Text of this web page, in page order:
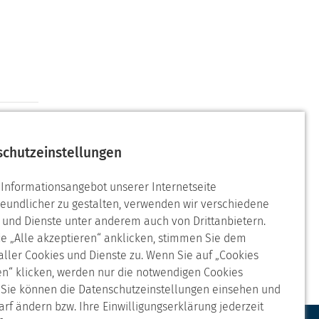
Informationsangebot unserer Internetseite
zu gestalten, verwenden wir verschiedene
und Dienste unter anderem auch von Drittanbietern.
„Alle akzeptieren“ anklicken, stimmen Sie dem
Cookies und Dienste zu. Wenn Sie auf „Cookies
klicken, werden nur die notwendigen Cookies
Sie können die Datenschutzeinstellungen einsehen und
ändern bzw. Ihre Einwilligungserklärung jederzeit